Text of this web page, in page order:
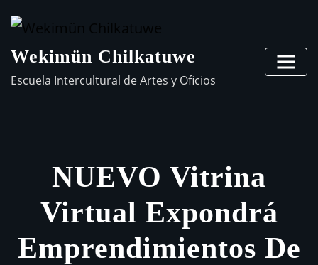
Wekimün Chilkatuwe
Escuela Intercultural de Artes y Oficios
NUEVO Vitrina
Virtual Expondrá
Emprendimientos De